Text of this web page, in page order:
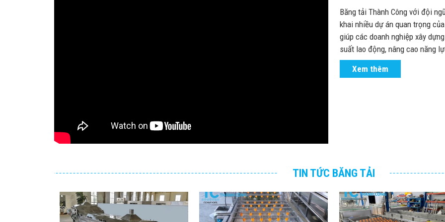
Băng tải Thành Công với đội
khai nhiều dự án quan trọng
giúp các doanh nghiệp xây
suất lao động, nâng cao năng
Xem thêm
TIN TỨC BĂNG TẢI